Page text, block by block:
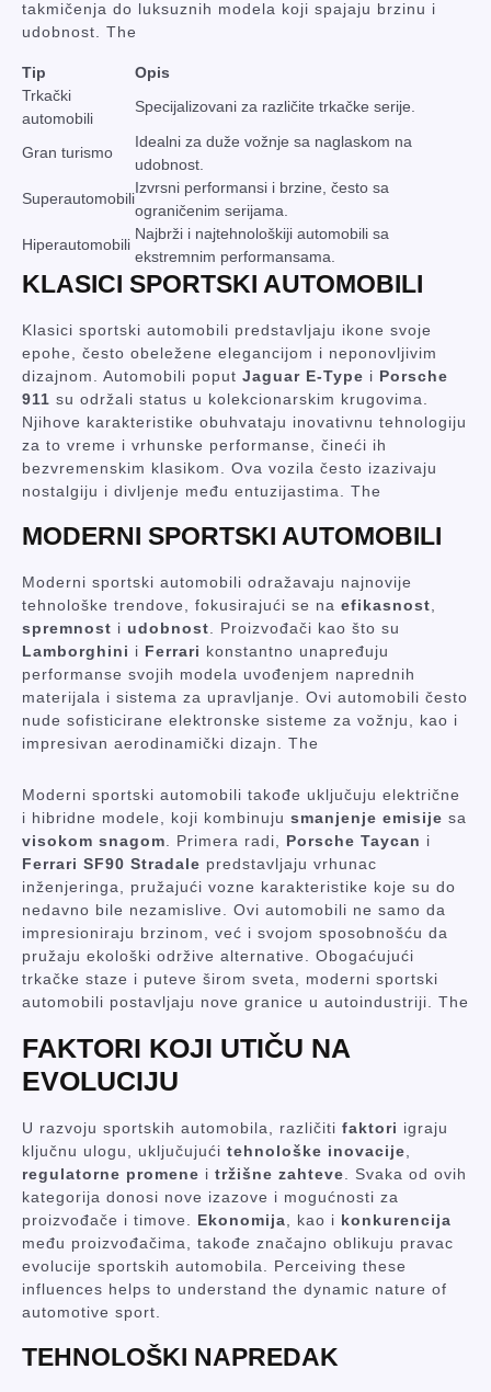
takmičenja do luksuznih modela koji spajaju brzinu i
udobnost. The
Tip
Opis
Trkački
automobili
Specijalizovani za različite trkačke serije.
Gran turismo
Idealni za duže vožnje sa naglaskom na
udobnost.
Superautomobili
Izvrsni performansi i brzine, često sa
ograničenim serijama.
Hiperautomobili
Najbrži i najtehnološkiji automobili sa
ekstremnim performansama.
KLASICI SPORTSKI AUTOMOBILI
Klasici sportski automobili predstavljaju ikone svoje
epohe, često obeležene elegancijom i neponovljivim
dizajnom. Automobili poput Jaguar E-Type i Porsche
911 su održali status u kolekcionarskim krugovima.
Njihove karakteristike obuhvataju inovativnu tehnologiju
za to vreme i vrhunske performanse, čineći ih
bezvremenskim klasikom. Ova vozila često izazivaju
nostalgiju i divljenje među entuzijastima. The
MODERNI SPORTSKI AUTOMOBILI
Moderni sportski automobili odražavaju najnovije
tehnološke trendove, fokusirajući se na efikasnost
spremnost i udobnost . Proizvođači kao što su
Lamborghini i Ferrari konstantno unapređuju
performanse svojih modela uvođenjem naprednih
materijala i sistema za upravljanje. Ovi automobili često
nude sofisticirane elektronske sisteme za vožnju, kao i
impresivan aerodinamički dizajn. The
Moderni sportski automobili takođe uključuju električne
i hibridne modele, koji kombinuju smanjenje emisije sa
visokom snagom . Primera radi, Porsche Taycan i
Ferrari SF90 Stradale predstavljaju vrhunac
inženjeringa, pružajući vozne karakteristike koje su do
nedavno bile nezamislive. Ovi automobili ne samo da
impresioniraju brzinom, već i svojom sposobnošću da
pružaju ekološki održive alternative. Obogaćujući
trkačke staze i puteve širom sveta, moderni sportski
automobili postavljaju nove granice u autoindustriji. The
FAKTORI KOJI UTIČU NA
EVOLUCIJU
U razvoju sportskih automobila, različiti faktori igraju
ključnu ulogu, uključujući tehnološke inovacije
regulatorne promene i tržišne zahteve . Svaka od ovih
kategorija donosi nove izazove i mogućnosti za
proizvođače i timove. Ekonomija , kao i konkurencija
među proizvođačima, takođe značajno oblikuju pravac
evolucije sportskih automobila. Perceiving these
influences helps to understand the dynamic nature of
automotive sport.
TEHNOLOŠKI NAPREDAK